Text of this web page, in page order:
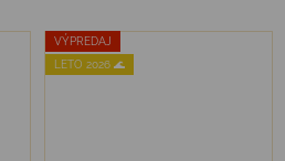
VÝPREDAJ
LETO 2026 🌊